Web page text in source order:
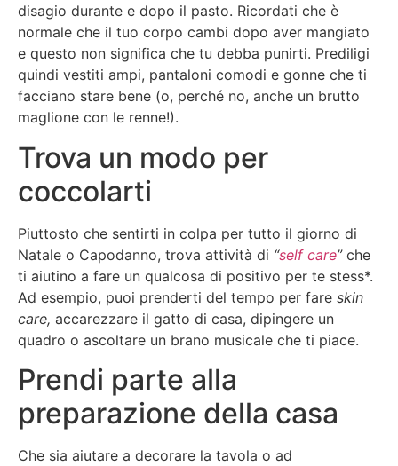
disagio durante e dopo il pasto. Ricordati che è
normale che il tuo corpo cambi dopo aver mangiato
e questo non significa che tu debba punirti. Prediligi
quindi vestiti ampi, pantaloni comodi e gonne che ti
facciano stare bene (o, perché no, anche un brutto
maglione con le renne!).
Trova un modo per
coccolarti
Piuttosto che sentirti in colpa per tutto il giorno di
Natale o Capodanno, trova attività di “self care”che
ti aiutino a fare un qualcosa di positivo per te stess*.
Ad esempio, puoi prenderti del tempo per fare skin
care, accarezzare il gatto di casa, dipingere un
quadro o ascoltare un brano musicale che ti piace.
Prendi parte alla
preparazione della casa
Che sia aiutare a decorare la tavola o ad